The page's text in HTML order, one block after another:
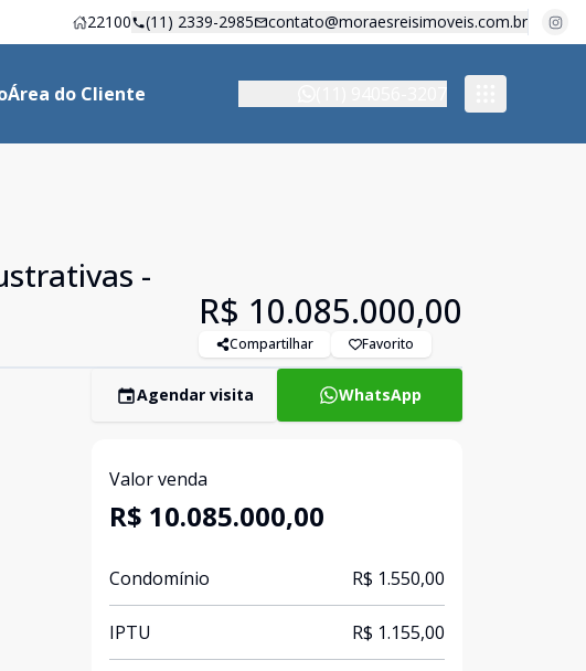
22100 (11) 2339-2985 contato@moraesreisimoveis.com.br
Área do Cliente
-
R$ 10.085.000,00
Compartilhar Favorito
Agendar visita WhatsApp
Valor venda
R$ 10.085.000,00
Condomínio R$ 1.550,00
IPTU R$ 1.155,00